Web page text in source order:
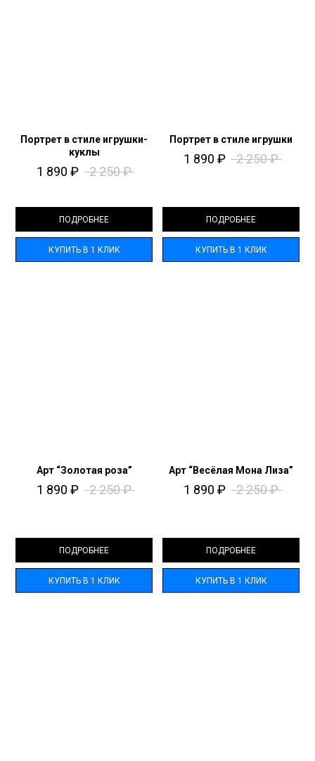
Портрет в стиле игрушки-
куклы
1 890 ₽ 2 250₽
ПОДРОБНЕЕ
КУПИТЬ В 1 КЛИК
Портрет в стиле игрушки
1 890 ₽ 2 250₽
ПОДРОБНЕЕ
КУПИТЬ В 1 КЛИК
Арт “Золотая роза”
1 890 ₽ 2 250₽
ПОДРОБНЕЕ
КУПИТЬ В 1 КЛИК
Арт “Весёлая Мона Лиза”
1 890 ₽ 2 250₽
ПОДРОБНЕЕ
КУПИТЬ В 1 КЛИК